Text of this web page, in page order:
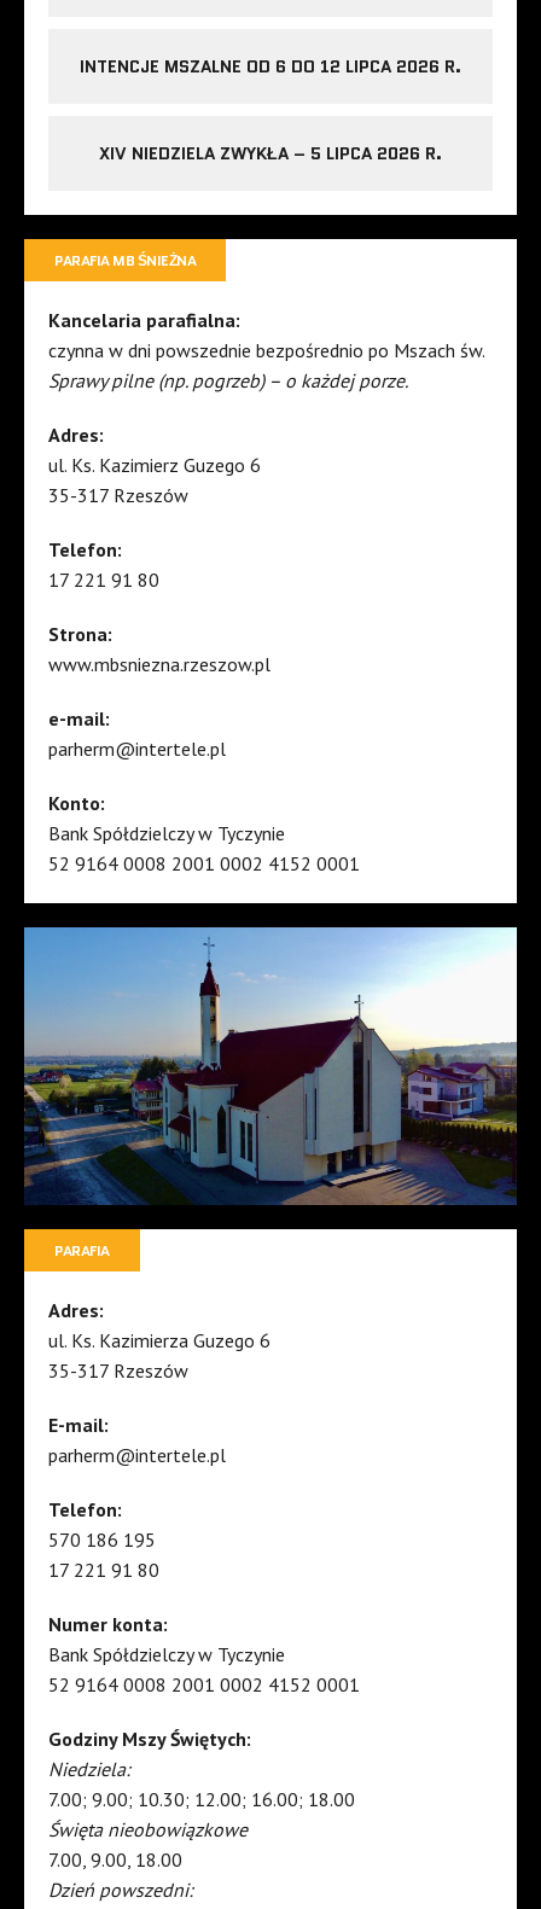
INTENCJE MSZALNE OD 6 DO 12 LIPCA 2026 R.
XIV NIEDZIELA ZWYKŁA – 5 LIPCA 2026 R.
PARAFIA MB ŚNIEŻNA
Kancelaria parafialna:
czynna w dni powszednie bezpośrednio po Mszach św.
Sprawy pilne (np. pogrzeb) – o każdej porze.
Adres:
ul. Ks. Kazimierz Guzego 6
35-317 Rzeszów
Telefon:
17 221 91 80
Strona:
www.mbsniezna.rzeszow.pl
e-mail:
parherm@intertele.pl
Konto:
Bank Spółdzielczy w Tyczynie
52 9164 0008 2001 0002 4152 0001
PARAFIA
Adres:
ul. Ks. Kazimierza Guzego 6
35-317 Rzeszów
E-mail:
parherm@intertele.pl
Telefon:
570 186 195
17 221 91 80
Numer konta:
Bank Spółdzielczy w Tyczynie
52 9164 0008 2001 0002 4152 0001
Godziny Mszy Świętych:
Niedziela:
7.00; 9.00; 10.30; 12.00; 16.00; 18.00
Święta nieobowiązkowe
7.00, 9.00, 18.00
Dzień powszedni: